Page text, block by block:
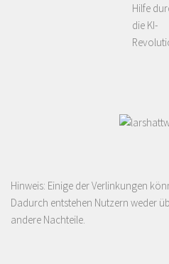
Hilfe
die KI-
Hinweis: Einige der Verlinkungen
Dadurch entstehen Nutzern weder
andere Nachteile.